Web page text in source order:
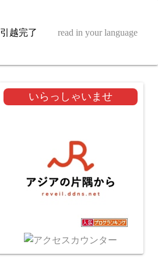
引越完了 read in your language
いらっしゃいませ